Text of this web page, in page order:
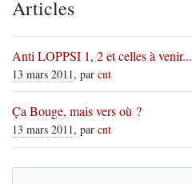
Articles
Anti LOPPSI 1, 2 et celles à venir...
13 mars 2011, par cnt
Ça Bouge, mais vers où ?
13 mars 2011, par cnt